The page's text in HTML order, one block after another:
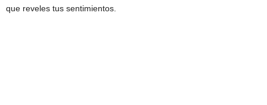
que reveles tus sentimientos.